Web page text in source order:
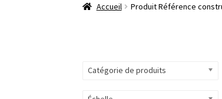
Accueil Produit Référence
Catégorie de produits